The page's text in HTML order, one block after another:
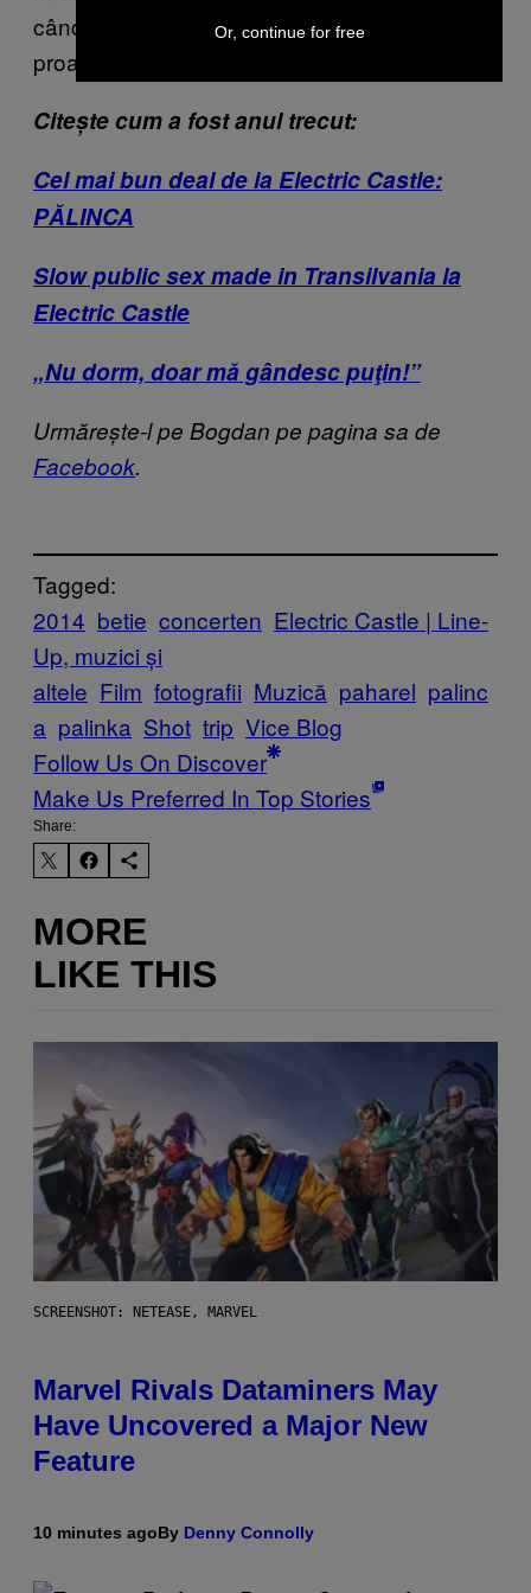
când ar fi putut documenta beţia căluţului
proaspăt scăpat din carusel.
Citește cum a fost anul trecut:
Cel mai bun deal de la Electric Castle:
PĂLINCA
Slow public sex made in Transilvania la
Electric Castle
„Nu dorm, doar mă gândesc puţin!”
Urmărește-l pe Bogdan pe pagina sa de
Facebook.
Tagged:
2014 betie concerten Electric Castle | Line-
Up, muzici și
altele Film fotografii Muzică paharel palinc
a palinka Shot trip Vice Blog
Follow Us On Discover
Make Us Preferred In Top Stories
Share:
MORE
LIKE THIS
SCREENSHOT: NETEASE, MARVEL
Marvel Rivals Dataminers May
Have Uncovered a Major New
Feature
10 minutes agoBy Denny Connolly
Or, continue for free